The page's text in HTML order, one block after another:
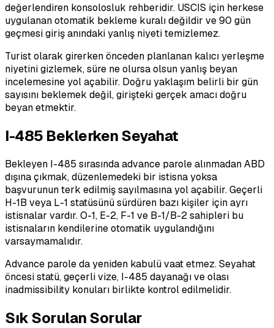
değerlendiren konsolosluk rehberidir. USCIS için herkese
uygulanan otomatik bekleme kuralı değildir ve 90 gün
geçmesi giriş anındaki yanlış niyeti temizlemez.
Turist olarak girerken önceden planlanan kalıcı yerleşme
niyetini gizlemek, süre ne olursa olsun yanlış beyan
incelemesine yol açabilir. Doğru yaklaşım belirli bir gün
sayısını beklemek değil, girişteki gerçek amacı doğru
beyan etmektir.
I-485 Beklerken Seyahat
Bekleyen I-485 sırasında advance parole alınmadan ABD
dışına çıkmak, düzenlemedeki bir istisna yoksa
başvurunun terk edilmiş sayılmasına yol açabilir. Geçerli
H-1B veya L-1 statüsünü sürdüren bazı kişiler için ayrı
istisnalar vardır. O-1, E-2, F-1 ve B-1/B-2 sahipleri bu
istisnaların kendilerine otomatik uygulandığını
varsaymamalıdır.
Advance parole da yeniden kabulü vaat etmez. Seyahat
öncesi statü, geçerli vize, I-485 dayanağı ve olası
inadmissibility konuları birlikte kontrol edilmelidir.
Sık Sorulan Sorular